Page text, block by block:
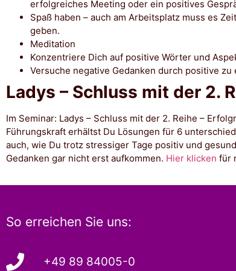
erfolgreiches Meeting oder ein positives
Spaß haben – auch am Arbeitsplatz muss es
geben.
Meditation
Konzentriere Dich auf positive Wörter und
Versuche negative Gedanken durch positive zu
Ladys – Schluss mit der 2.
Im Seminar: Ladys – Schluss mit der 2. Reihe –
Führungskraft erhältst Du Lösungen für 6
auch, wie Du trotz stressiger Tage positiv und
Gedanken gar nicht erst aufkommen. Hier klicken für
So erreichen Sie uns:
+49 89 84005-0